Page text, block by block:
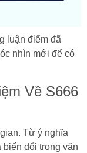
luận điểm đã
nhìn mới để có
Về S666
Từ ý nghĩa
đổi trong văn